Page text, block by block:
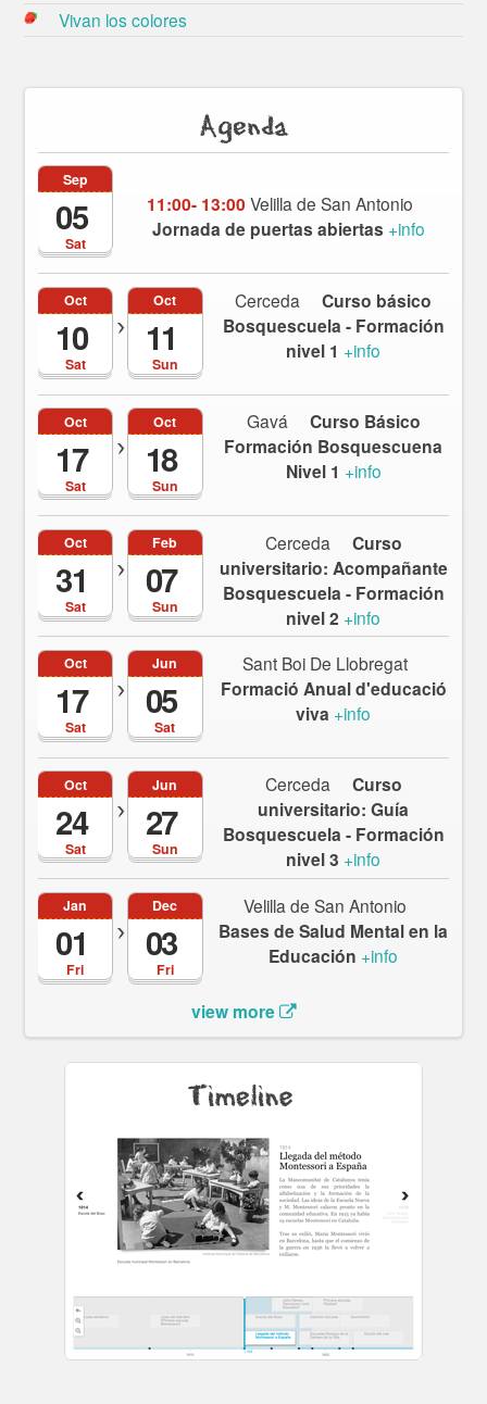
Vivan los colores
Agenda
Sat
Sep
05 11:00- 13:00 Velilla de San Antonio
Jornada de puertas abiertas +info
Sat
Oct
10
Sun
Oct
11
Cerceda
Curso básico
Bosquescuela - Formación
nivel 1 +info
Sat
Oct
17
Sun
Oct
18
Gavá
Curso Básico
Formación Bosquescuena
Nivel 1 +info
Sat
Oct
31
Sun
Feb
07
Cerceda
Curso
universitario: Acompañante
Bosquescuela - Formación
nivel 2 +info
Sat
Oct
17
Sat
Jun
05
Sant Boi De Llobregat
Formació Anual d'educació
viva +info
Sat
Oct
24
Sun
Jun
27
Cerceda
Curso
universitario: Guía
Bosquescuela - Formación
nivel 3 +info
Fri
Jan
01
Fri
Dec
03
Velilla de San Antonio
Bases de Salud Mental en la
Educación +info
view more